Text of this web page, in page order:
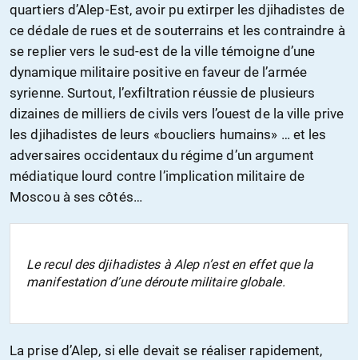
quartiers d’Alep-Est, avoir pu extirper les djihadistes de
ce dédale de rues et de souterrains et les contraindre à
se replier vers le sud-est de la ville témoigne d’une
dynamique militaire positive en faveur de l’armée
syrienne. Surtout, l’exfiltration réussie de plusieurs
dizaines de milliers de civils vers l’ouest de la ville prive
les djihadistes de leurs «boucliers humains» … et les
adversaires occidentaux du régime d’un argument
médiatique lourd contre l’implication militaire de
Moscou à ses côtés…
Le recul des djihadistes à Alep n’est en effet que la
manifestation d’une déroute militaire globale.
La prise d’Alep, si elle devait se réaliser rapidement,